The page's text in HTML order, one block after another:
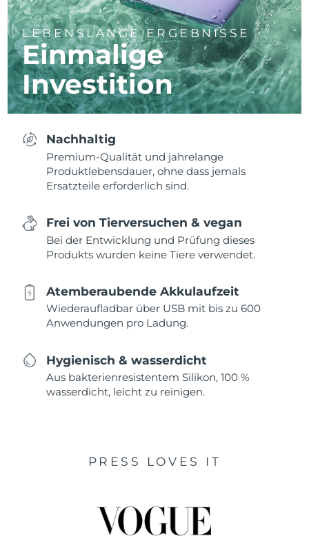
LEBENSLANGE ERGEBNISSE
Einmalige
Investition
Nachhaltig
Premium-Qualität und jahrelange
Produktlebensdauer, ohne dass jemals
Ersatzteile erforderlich sind.
Frei von Tierversuchen & vegan
Bei der Entwicklung und Prüfung dieses
Produkts wurden keine Tiere verwendet.
Atemberaubende Akkulaufzeit
Wiederaufladbar über USB mit bis zu 600
Anwendungen pro Ladung.
Hygienisch & wasserdicht
Aus bakterienresistentem Silikon, 100 %
wasserdicht, leicht zu reinigen.
PRESS LOVES IT